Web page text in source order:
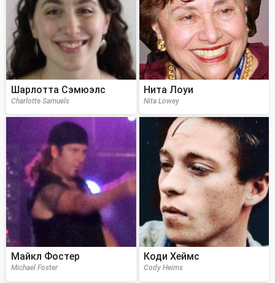
Шарлотта Сэмюэлс
Charlotte Samuels
Нита Лоуи
Nita Lowey
Майкл Фостер
Michael Foster
Коди Хеймс
Cody Heims